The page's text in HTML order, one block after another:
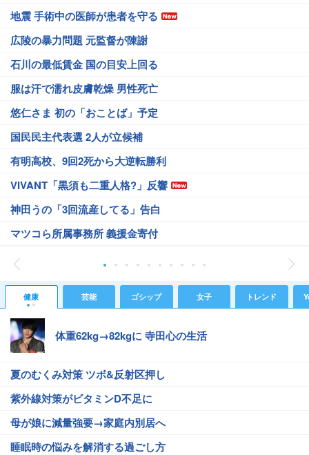
地震 手術中の医師が患者を守る
広陵の暴力問題 元監督が陳謝
石川の最低賃金 国の目安上回る
服は汗で濡れ皮膚乾燥 男性死亡
悠仁さま 初の「おことば」予定
国民民主代表選 2人が立候補
有明高校、9回2死から大逆転勝利
VIVANT「黒須も二重人格?」反響
神田うの「3回流産してる」告白
マツコら所属事務所 義援金寄付
健康 芸能 ゴシップ 女子 トレンド
体重62kg→82kgに 寺田心の生活
夏のむくみ対策 ツボ&反射区押し
紫外線対策がビタミンD不足に
母が娘に減量強要→家庭内別居へ
睡眠時の悩みを解消する過ごし方